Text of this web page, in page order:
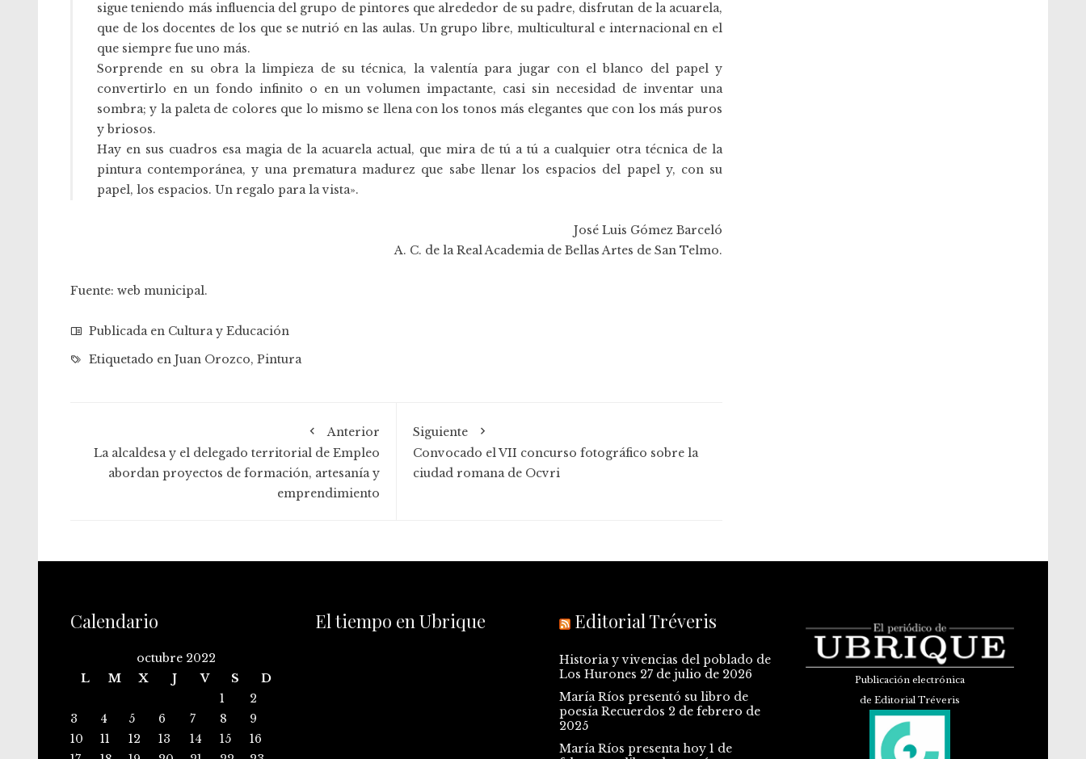
sigue teniendo más influencia del grupo de pintores que alrededor de su padre, disfrutan de la acuarela,
que de los docentes de los que se nutrió en las aulas. Un grupo libre, multicultural e internacional en el
que siempre fue uno más.
Sorprende en su obra la limpieza de su técnica, la valentía para jugar con el blanco del papel y
convertirlo en un fondo infinito o en un volumen impactante, casi sin necesidad de inventar una
sombra; y la paleta de colores que lo mismo se llena con los tonos más elegantes que con los más puros
y briosos.
Hay en sus cuadros esa magia de la acuarela actual, que mira de tú a tú a cualquier otra técnica de la
pintura contemporánea, y una prematura madurez que sabe llenar los espacios del papel y, con su
papel, los espacios. Un regalo para la vista».
José Luis Gómez Barceló
A. C. de la Real Academia de Bellas Artes de San Telmo.
Fuente: web municipal.
Publicada en Cultura y Educación
Etiquetado en Juan Orozco, Pintura
Anterior
La alcaldesa y el delegado territorial de Empleo
abordan proyectos de formación, artesanía y
emprendimiento
Siguiente
Convocado el VII concurso fotográfico sobre la
ciudad romana de Ocvri
Calendario
octubre 2022
L
M X J V S
D
1
2
3
4 5 6 7 8
9
10
11 12 13 14 15
16
El tiempo en Ubrique Editorial Tréveris
Historia y vivencias del poblado de
Los Hurones 27 de julio de 2026
María Ríos presentó su libro de
poesía Recuerdos 2 de febrero de
2025
María Ríos presenta hoy 1 de
Publicación electrónica
de Editorial Tréveris